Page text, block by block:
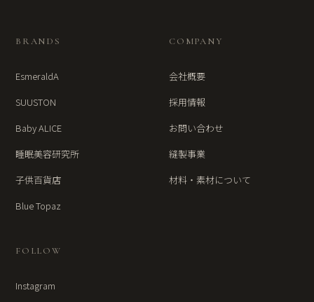
BRANDS
EsmeraldA
SUUSTON
Baby ALICE
睡眠美容研究所
子供百貨店
Blue Topaz
COMPANY
会社概要
採用情報
お問い合わせ
縫製事業
材料・素材について
FOLLOW
Instagram